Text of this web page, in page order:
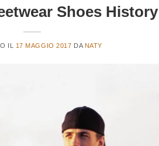
Shoes History
IL 17 MAGGIO 2017 DA NATY